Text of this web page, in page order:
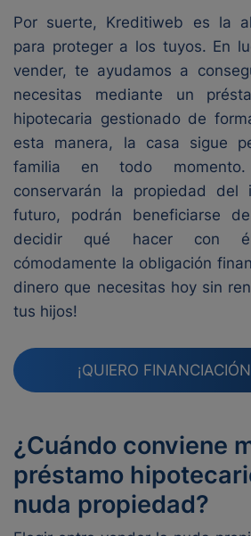
Por suerte, Kreditiweb es la
para proteger a los tuyos. En
vender, te ayudamos a
necesitas mediante un
hipotecaria gestionado de
esta manera, la casa sigue
familia en todo
conservarán la propiedad del
futuro, podrán beneficiarse
decidir qué hacer con
cómodamente la obligación
dinero que necesitas hoy sin
tus hijos!
¡QUIERO
¿Cuándo conviene
préstamo
nuda propiedad?